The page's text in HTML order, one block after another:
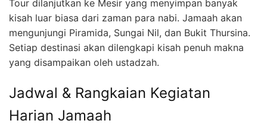
Tour dilanjutkan ke Mesir yang menyimpan banyak
kisah luar biasa dari zaman para nabi. Jamaah akan
mengunjungi Piramida, Sungai Nil, dan Bukit Thursina.
Setiap destinasi akan dilengkapi kisah penuh makna
yang disampaikan oleh ustadzah.
Jadwal & Rangkaian Kegiatan
Harian Jamaah